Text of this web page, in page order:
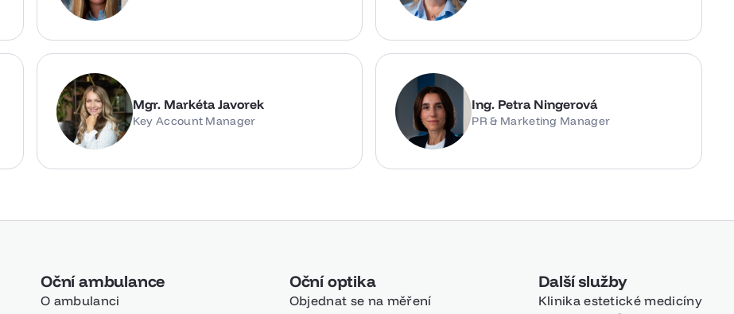
Mgr. Markéta Javorek
Key Account Manager
Ing. Petra Ningerová
PR & Marketing Manager
Oční ambulance
O ambulanci
Oční optika
Objednat se na měření
Další služby
Klinika estetické medicíny